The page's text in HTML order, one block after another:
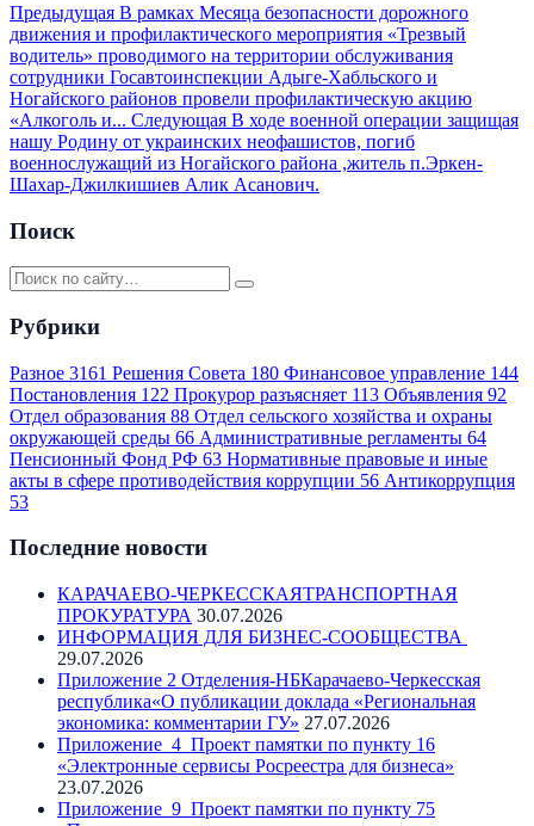
Предыдущая В рамках Месяца безопасности дорожного
движения и профилактического мероприятия «Трезвый
водитель» проводимого на территории обслуживания
сотрудники Госавтоинспекции Адыге-Хабльского и
Ногайского районов провели профилактическую акцию
«Алкоголь и... Следующая В ходе военной операции защищая
нашу Родину от украинских неофашистов, погиб
военнослужащий из Ногайского района ,житель п.Эркен-
Шахар-Джилкишиев Алик Асанович.
Поиск
Рубрики
Разное 3161 Решения Совета 180 Финансовое управление 144
Постановления 122 Прокурор разъясняет 113 Объявления 92
Отдел образования 88 Отдел сельского хозяйства и охраны
окружающей среды 66 Административные регламенты 64
Пенсионный Фонд РФ 63 Нормативные правовые и иные
акты в сфере противодействия коррупции 56 Антикоррупция
53
Последние новости
КАРАЧАЕВО-ЧЕРКЕССКАЯТРАНСПОРТНАЯ
ПРОКУРАТУРА 30.07.2026
ИНФОРМАЦИЯ ДЛЯ БИЗНЕС-СООБЩЕСТВА
29.07.2026
Приложение 2 Отделения-НБКарачаево-Черкесская
республика«О публикации доклада «Региональная
экономика: комментарии ГУ» 27.07.2026
Приложение_4_Проект памятки по пункту 16
«Электронные сервисы Росреестра для бизнеса»
23.07.2026
Приложение_9_Проект памятки по пункту 75